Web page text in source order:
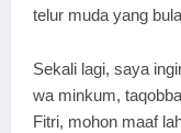
telur muda yang
Sekali lagi, saya
wa minkum,
Fitri, mohon maaf